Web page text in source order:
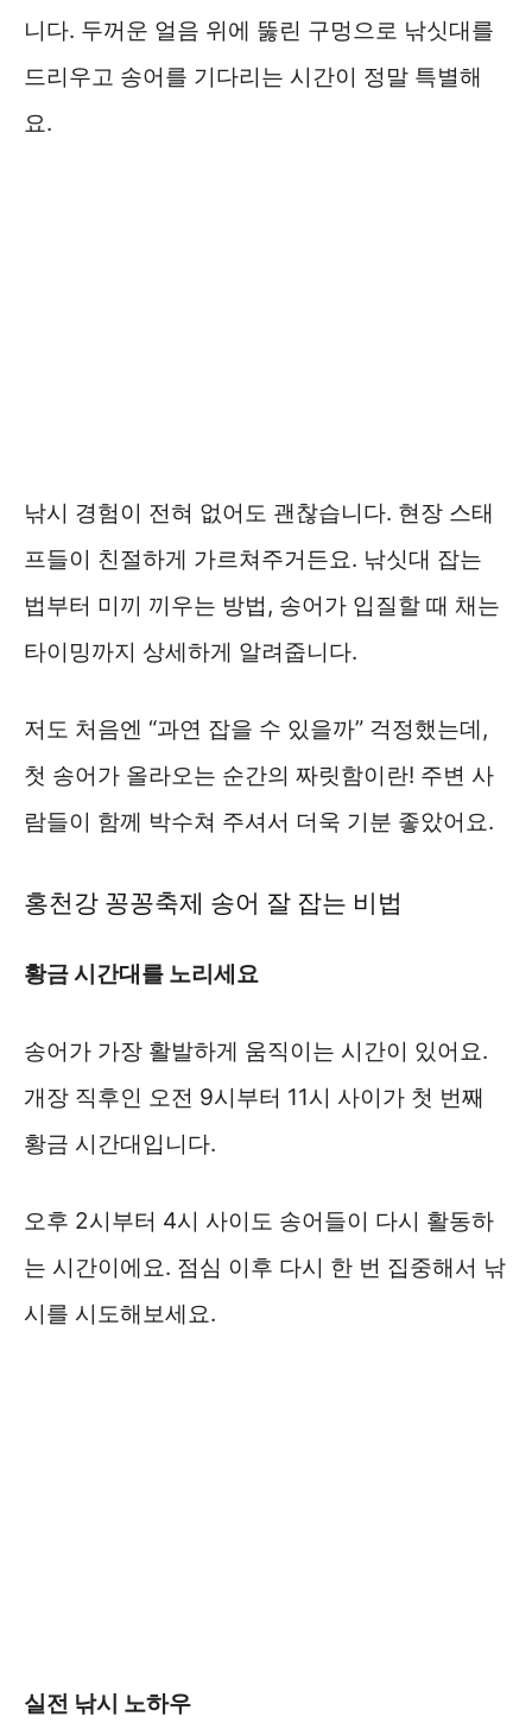
니다. 두꺼운 얼음 위에 뚫린 구멍으로 낚싯대를
드리우고 송어를 기다리는 시간이 정말 특별해
요.
낚시 경험이 전혀 없어도 괜찮습니다. 현장 스태
프들이 친절하게 가르쳐주거든요. 낚싯대 잡는
법부터 미끼 끼우는 방법, 송어가 입질할 때 채는
타이밍까지 상세하게 알려줍니다.
저도 처음엔 “과연 잡을 수 있을까” 걱정했는데,
첫 송어가 올라오는 순간의 짜릿함이란! 주변 사
람들이 함께 박수쳐 주셔서 더욱 기분 좋았어요.
홍천강 꽁꽁축제 송어 잘 잡는 비법
황금 시간대를 노리세요
송어가 가장 활발하게 움직이는 시간이 있어요.
개장 직후인 오전 9시부터 11시 사이가 첫 번째
황금 시간대입니다.
오후 2시부터 4시 사이도 송어들이 다시 활동하
는 시간이에요. 점심 이후 다시 한 번 집중해서 낚
시를 시도해보세요.
실전 낚시 노하우